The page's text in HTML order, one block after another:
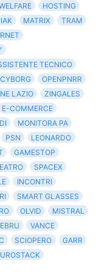
HOSTING
MATRIX
TRAM
TECNICO
CYBORG
OPENPNRR
LAZIO
ZINGALES
E-COMMERCE
MONITORA PA
PSN
LEONARDO
GAMESTOP
SPACEX
INCONTRI
SMART GLASSES
OLVID
MISTRAL
VANCE
SCIOPERO
GARR